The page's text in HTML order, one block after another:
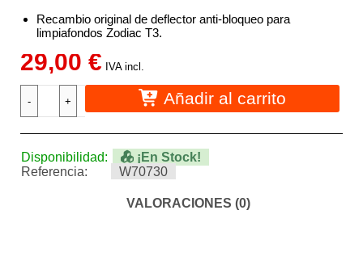
Recambio original de deflector anti-bloqueo para
limpiafondos Zodiac T3.
29,00 € IVA incl.
Añadir al carrito
Disponibilidad:
¡En Stock!
Referencia:
W70730
VALORACIONES (0)